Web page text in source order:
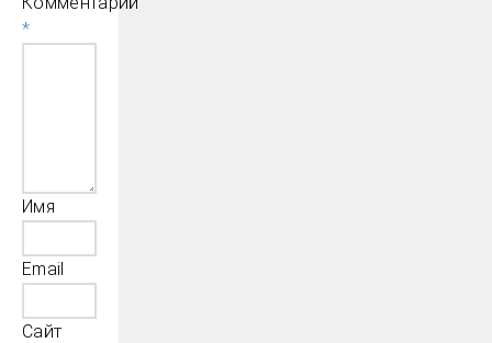
*
Имя
Email
Сайт